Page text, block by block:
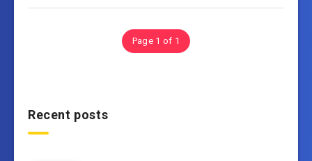
Page 1 of 1
Recent posts